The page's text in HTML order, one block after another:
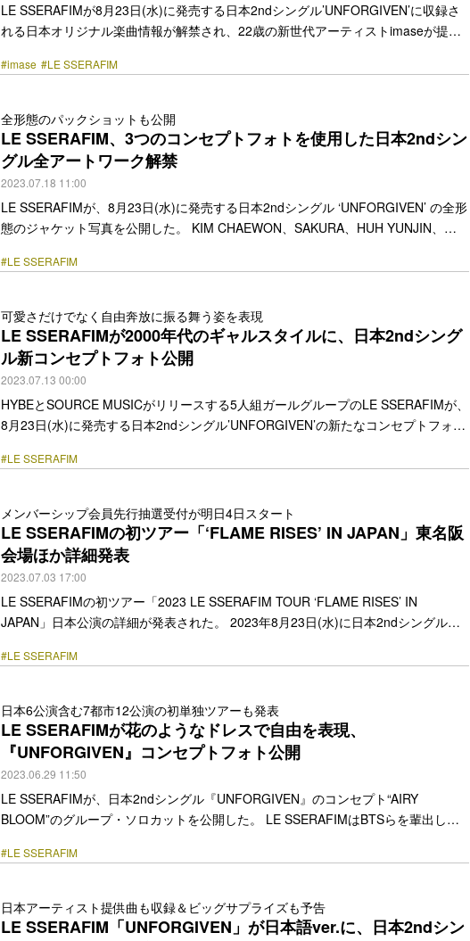
LE SSERAFIMが8月23日(水)に発売する日本2ndシングル’UNFORGIVEN’に収録さ
れる日本オリジナル楽曲情報が解禁され、22歳の新世代アーティストimaseが提供
初めてアーティストに提供した楽曲で、LE SSERAFIMをイメージして書き下ろさ
にメジャーデビュー。CM主題歌やドラマタイアップにも抜擢されるなど今ティー
ンを中心に人気を集めており、2022年にリリースした楽… <a class="more-link"
href="https://bezzy.jp/2023/07/29290/"></a>
#imase #LE SSERAFIM
全形態のパックショットも公開
LE SSERAFIM、3つのコンセプトフォトを使用した日本2ndシン
グル全アートワーク解禁
2023.07.18 11:00
LE SSERAFIMが、8月23日(水)に発売する日本2ndシングル ‘UNFORGIVEN’ の全形
態のジャケット写真を公開した。 KIM CHAEWON、SAKURA、HUH YUNJIN、
本2ndシングル ‘UNFORGIVEN’ の3つのコンセプトフォト（AIRY BLOOM、
びパックショットにより全てのアートワークが解禁となった。 初回限定盤Aは、ス
ポ… <a class="more-link" href="https://bezzy.jp/2023/07/28971/"></a>
#LE SSERAFIM
可愛さだけでなく自由奔放に振る舞う姿を表現
LE SSERAFIMが2000年代のギャルスタイルに、日本2ndシング
ル新コンセプトフォト公開
2023.07.13 00:00
HYBEとSOURCE MUSICがリリースする5人組ガールグループのLE SSERAFIMが、
8月23日(水)に発売する日本2ndシングル’UNFORGIVEN’の新たなコンセプトフォト
年代のギャルスタイルに影響を受けたファッションで、可愛さだけでなく自由奔放
UNIVERSAL MUSIC STOREの各ストアでの’UNFORGIVEN’購入者特典も発表され
ており、「… <a class="more-link" href="https://bezzy.jp/2023/07/28677/"></a>
#LE SSERAFIM
メンバーシップ会員先行抽選受付が明日4日スタート
LE SSERAFIMの初ツアー「‘FLAME RISES’ IN JAPAN」東名阪
会場ほか詳細発表
2023.07.03 17:00
LE SSERAFIMの初ツアー「2023 LE SSERAFIM TOUR ‘FLAME RISES’ IN
JAPAN」日本公演の詳細が発表された。 2023年8月23日(水)に日本2ndシングル
SSERAFIM TOUR ‘FLAME RISES’」を8月12日からソウルを皮切りに世界7都市12
ール、8月30～31日に東京の国立代々木競技場第一体育館、9月6～7日に大阪の大
阪城ホールで行われることが決定した。 チケッ… <a class="more-link"
href="https://bezzy.jp/2023/07/28245/"></a>
#LE SSERAFIM
日本6公演含む7都市12公演の初単独ツアーも発表
LE SSERAFIMが花のようなドレスで自由を表現、
『UNFORGIVEN』コンセプトフォト公開
2023.06.29 11:50
LE SSERAFIMが、日本2ndシングル『UNFORGIVEN』のコンセプト“AIRY
BLOOM”のグループ・ソロカットを公開した。 LE SSERAFIMはBTSらを輩出して
ープで、メンバーはKIM CHAEWON、SAKURA、HUH YUNJIN、KAZUHA、HONG
ブなテイストに花のように華やかなドレスをミックスしたスタイリングを身に纏
い、自由に動きまわるイメージを表現。LE SSERAFIMの魅力である… <a
#LE SSERAFIM
日本アーティスト提供曲も収録＆ビッグサプライズも予告
LE SSERAFIM「UNFORGIVEN」が日本語ver.に、日本2ndシン